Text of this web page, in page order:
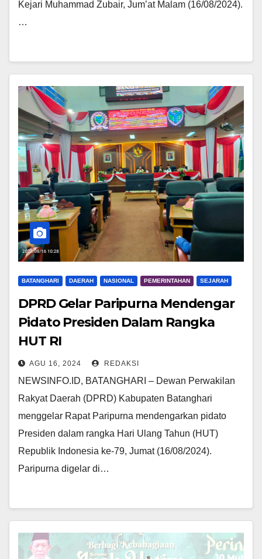
Kejari Muhammad Zubair, Jum’at Malam (16/08/2024).
…
BATANGHARI DAERAH NASIONAL PEMERINTAHAN SEJARAH
DPRD Gelar Paripurna Mendengar
Pidato Presiden Dalam Rangka
HUT RI
AGU 16, 2024 REDAKSI
NEWSINFO.ID, BATANGHARI – Dewan Perwakilan
Rakyat Daerah (DPRD) Kabupaten Batanghari
menggelar Rapat Paripurna mendengarkan pidato
Presiden dalam rangka Hari Ulang Tahun (HUT)
Republik Indonesia ke-79, Jumat (16/08/2024).
Paripurna digelar di…